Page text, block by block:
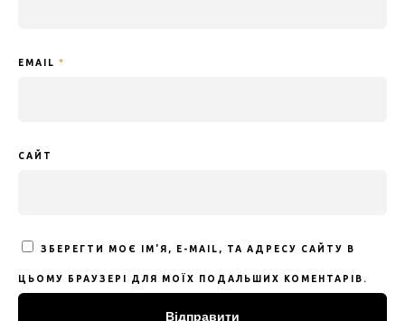
EMAIL *
САЙТ
ЗБЕРЕГТИ МОЄ ІМ'Я, E-MAIL, ТА АДРЕСУ САЙТУ В
ЦЬОМУ БРАУЗЕРІ ДЛЯ МОЇХ ПОДАЛЬШИХ КОМЕНТАРІВ.